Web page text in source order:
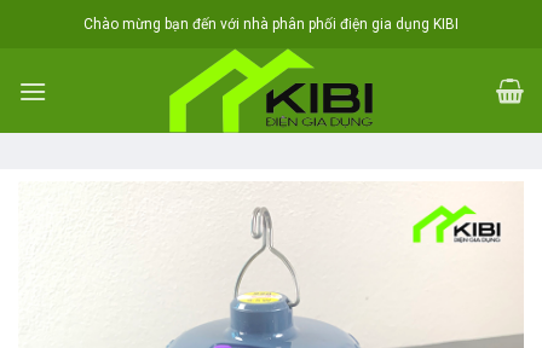
Chào mừng bạn đến với nhà phân phối điện gia dụng KIBI